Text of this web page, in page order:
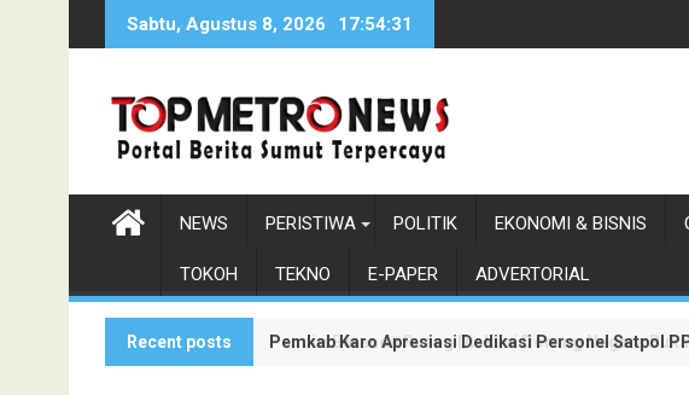
Sabtu, Agustus 8, 2026 17:54:32
NEWS PERISTIWA POLITIK EKONOMI & BISNIS
TOKOH TEKNO E-PAPER ADVERTORIAL
Recent posts Pendiri Beranda Ruang Diskusi Dorong Negara
Pemkab Karo Apresiasi Dedikasi Personel Satpol